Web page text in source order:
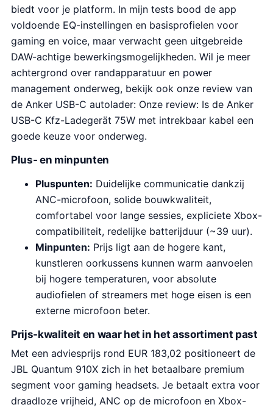
biedt voor je platform. In mijn tests bood de app
voldoende EQ-instellingen en basisprofielen voor
gaming en voice, maar verwacht geen uitgebreide
DAW-achtige bewerkingsmogelijkheden. Wil je meer
achtergrond over randapparatuur en power
management onderweg, bekijk ook onze review van
de Anker USB-C autolader: Onze review: Is de Anker
USB-C Kfz-Ladegerät 75W met intrekbaar kabel een
goede keuze voor onderweg.
Plus- en minpunten
Pluspunten: Duidelijke communicatie dankzij
ANC-microfoon, solide bouwkwaliteit,
comfortabel voor lange sessies, expliciete Xbox-
compatibiliteit, redelijke batterijduur (~39 uur).
Minpunten: Prijs ligt aan de hogere kant,
kunstleren oorkussens kunnen warm aanvoelen
bij hogere temperaturen, voor absolute
audiofielen of streamers met hoge eisen is een
externe microfoon beter.
Prijs-kwaliteit en waar het in het assortiment past
Met een adviesprijs rond EUR 183,02 positioneert de
JBL Quantum 910X zich in het betaalbare premium
segment voor gaming headsets. Je betaalt extra voor
draadloze vrijheid, ANC op de microfoon en Xbox-